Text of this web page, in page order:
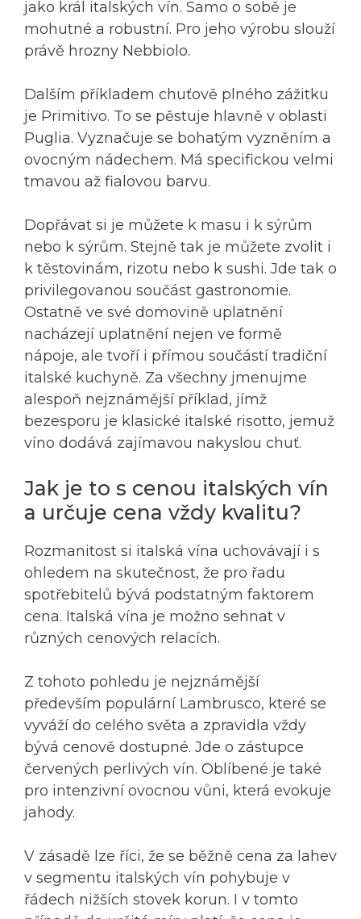
jako král italských vín. Samo o sobě je
mohutné a robustní. Pro jeho výrobu slouží
právě hrozny Nebbiolo.
Dalším příkladem chuťově plného zážitku
je Primitivo. To se pěstuje hlavně v oblasti
Puglia. Vyznačuje se bohatým vyzněním a
ovocným nádechem. Má specifickou velmi
tmavou až fialovou barvu.
Dopřávat si je můžete k masu i k sýrům
nebo k sýrům. Stejně tak je můžete zvolit i
k těstovinám, rizotu nebo k sushi. Jde tak o
privilegovanou součást gastronomie.
Ostatně ve své domovině uplatnění
nacházejí uplatnění nejen ve formě
nápoje, ale tvoří i přímou součástí tradiční
italské kuchyně. Za všechny jmenujme
alespoň nejznámější příklad, jímž
bezesporu je klasické italské risotto, jemuž
víno dodává zajímavou nakyslou chuť.
Jak je to s cenou italských vín
a určuje cena vždy kvalitu?
Rozmanitost si italská vína uchovávají i s
ohledem na skutečnost, že pro řadu
spotřebitelů bývá podstatným faktorem
cena. Italská vína je možno sehnat v
různých cenových relacích.
Z tohoto pohledu je nejznámější
především populární Lambrusco, které se
vyváží do celého světa a zpravidla vždy
bývá cenově dostupné. Jde o zástupce
červených perlivých vín. Oblíbené je také
pro intenzivní ovocnou vůni, která evokuje
jahody.
V zásadě lze říci, že se běžně cena za lahev
v segmentu italských vín pohybuje v
řádech nižších stovek korun. I v tomto